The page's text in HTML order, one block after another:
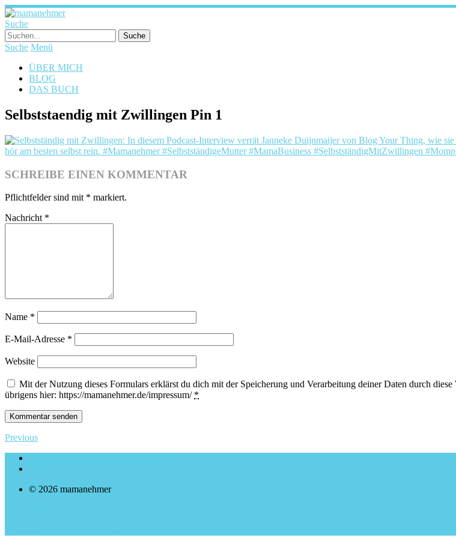
Suche
Suche Menü
ÜBER MICH
BLOG
DAS BUCH
Selbststaendig mit Zwillingen Pin 1
SCHREIBE EINEN KOMMENTAR
Pflichtfelder sind mit * markiert.
Nachricht *
Name *
E-Mail-Adresse *
Website
Mit der Nutzung dieses Formulars erklärst du dich mit der Speicherung und Verarbeitung deiner Daten durch
übrigens hier: https://mamanehmer.de/impressum/ *
Previous
© 2026 mamanehmer